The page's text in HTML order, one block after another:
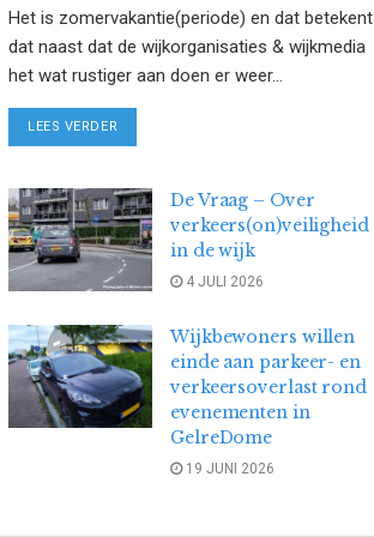
Het is zomervakantie(periode) en dat betekent
dat naast dat de wijkorganisaties & wijkmedia
het wat rustiger aan doen er weer...
LEES VERDER
De Vraag – Over
verkeers(on)veiligheid
in de wijk
4 JULI 2026
Wijkbewoners willen
einde aan parkeer- en
verkeersoverlast rond
evenementen in
GelreDome
19 JUNI 2026